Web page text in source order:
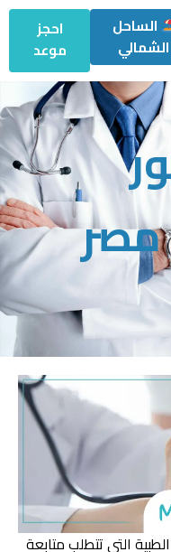
الساحل
الشمالي
احجز
موعد
مصر
التي تتطلب متابعة